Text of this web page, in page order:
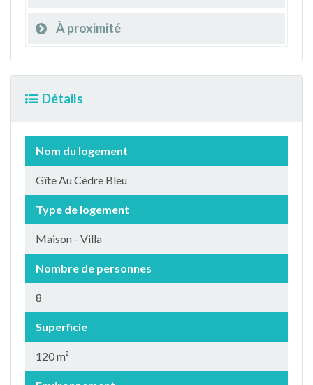
À proximité
Détails
Nom du logement
Gîte Au Cèdre Bleu
Type de logement
Maison - Villa
Nombre de personnes
8
Superficie
120 m²